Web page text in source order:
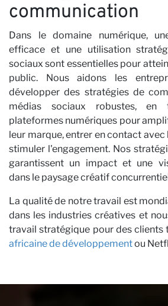
communication
Dans le domaine numérique,
efficace et une utilisation
sociaux sont essentielles pour
public. Nous aidons les
développer des stratégies de
médias sociaux robustes,
plateformes numériques pour
leur marque, entrer en contact
stimuler l'engagement. Nos
garantissent un impact et une
dans le paysage créatif
La qualité de notre travail est
dans les industries créatives et
travail stratégique pour des clients
africaine de développementou